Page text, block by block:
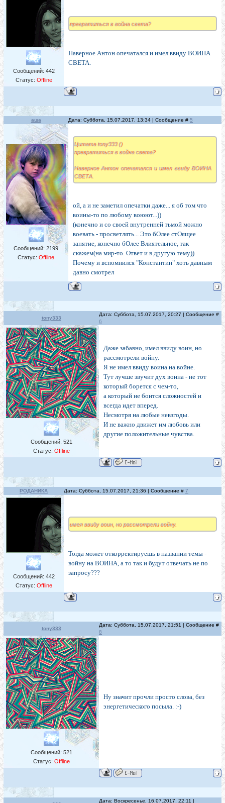
Сообщений: 442
Статус: Offline
превратиться в война света?
Наверное Антон опечатался и имел ввиду ВОИНА
СВЕТА.
аша Дата: Суббота, 15.07.2017, 13:34 | Сообщение # 5
Сообщений: 2199
Статус: Offline
Цитата tony333 ()
превратиться в война света?
Наверное Антон опечатался и имел ввиду ВОИНА
СВЕТА.
ой, а и не заметил опечатки даже... я об том что
воины-то по любому воюют...))
(конечно и со своей внутренней тьмой можно
воевать - просветлять... Это бОлее стОящее
занятие, конечно бОлее Влиятельное, так
скажем(на мир-то. Ответ и в другую тему))
Почему и вспомнился "Константин" хоть давным
давно смотрел
tony333
Дата: Суббота, 15.07.2017, 20:27 | Сообщение #
6
Сообщений: 521
Статус: Offline
Даже забавно, имел ввиду воин, но
рассмотрели войну.
Я не имел ввиду воина на войне.
Тут лучше звучит дух воина - не тот
который борется с чем-то,
а который не боится сложностей и
всегда идет вперед.
Несмотря на любые невзгоды.
И не важно движет им любовь или
другие положительные чувства.
РОДАНИКА Дата: Суббота, 15.07.2017, 21:36 | Сообщение # 7
Сообщений: 442
Статус: Offline
имел ввиду воин, но рассмотрели войну.
Тогда может откорректируешь в названии темы -
войну на ВОИНА, а то так и будут отвечать не по
запросу???
tony333
Дата: Суббота, 15.07.2017, 21:51 | Сообщение #
8
Сообщений: 521
Статус: Offline
Ну значит прочли просто слова, без
энергетического посыла. :-)
Дата: Воскресенье, 16.07.2017, 22:11 |